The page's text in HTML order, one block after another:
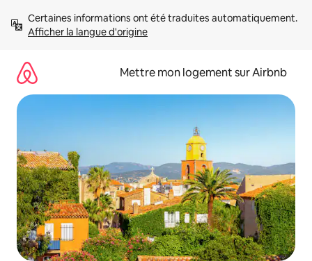
directement
Afficher la langue d'origine
Mettre mon logement sur Airbnb